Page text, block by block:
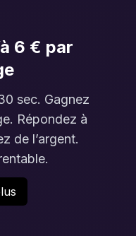
6 € par
sec. Gagnez
Répondez à
de l’argent.